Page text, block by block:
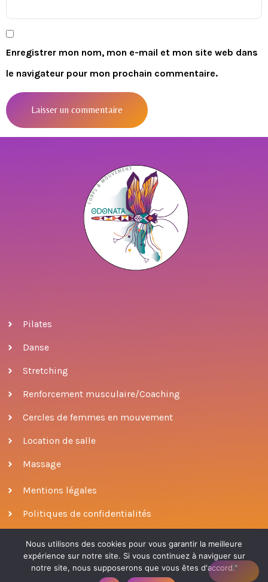
Enregistrer mon nom, mon e-mail et mon site web dans
le navigateur pour mon prochain commentaire.
Pilates
Danse
Stretching
Renforcement musculaire/Coaching
Cercles de femmes en mouvement
Location de salle
Massage
Mentions légales
Politiques de confidentialités
© 2022 ODONATA| conçu par Patricia Escobar
Nous utilisons des cookies pour vous garantir la meilleure
expérience sur notre site. Si vous continuez à naviguer sur
notre site, nous supposerons que vous êtes d'accord."